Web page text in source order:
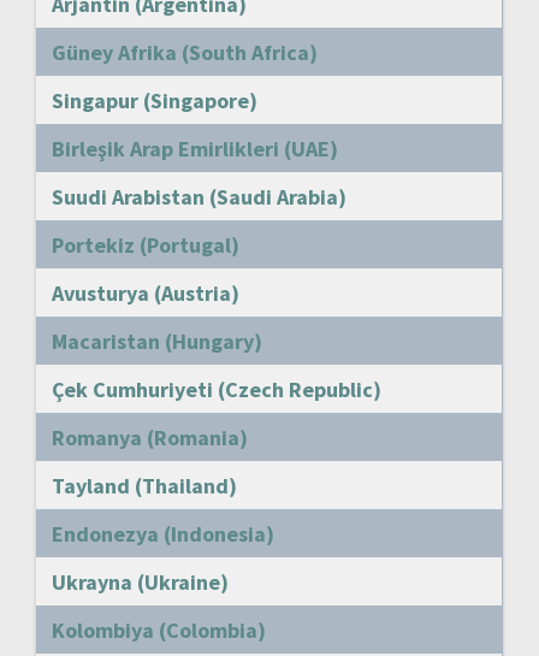
Güney Afrika (South Africa)
Singapur (Singapore)
Birleşik Arap Emirlikleri (UAE)
Suudi Arabistan (Saudi Arabia)
Portekiz (Portugal)
Avusturya (Austria)
Macaristan (Hungary)
Çek Cumhuriyeti (Czech Republic)
Romanya (Romania)
Tayland (Thailand)
Endonezya (Indonesia)
Ukrayna (Ukraine)
Kolombiya (Colombia)